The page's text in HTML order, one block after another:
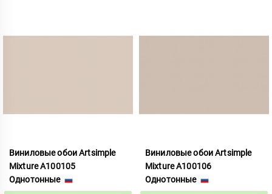
Виниловые обои Artsimple
Mixture A100105
Однотонные
Виниловые обои Artsimple
Mixture A100106
Однотонные